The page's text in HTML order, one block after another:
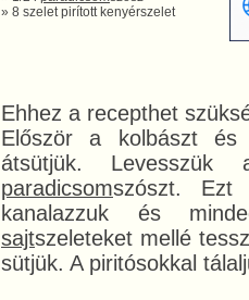
» 8 szelet pirított kenyérszelet
Ehhez a recepthet
Először a kolbászt
átsütjük.
paradicsomszószt. Ezt
kanalazzuk és
sajtszeleteket mellé
sütjük. A piritósokkal